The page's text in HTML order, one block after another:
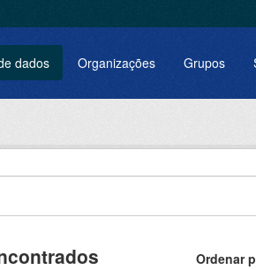
dados Organizações Grupos
Ordenar